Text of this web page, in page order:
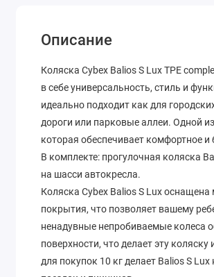
Описание
Коляска Cybex Balios S Lux TPE
в себе универсальность, стиль и
идеально подходит как для
дороги или парковые аллеи. Одной
которая обеспечивает комфортное
В комплекте: прогулочная коляска
на шасси автокресла.
Коляска Cybex Balios S Lux
покрытия, что позволяет вашему
ненадувные непробиваемые колеса
поверхности, что делает эту
для покупок 10 кг делает Balios S